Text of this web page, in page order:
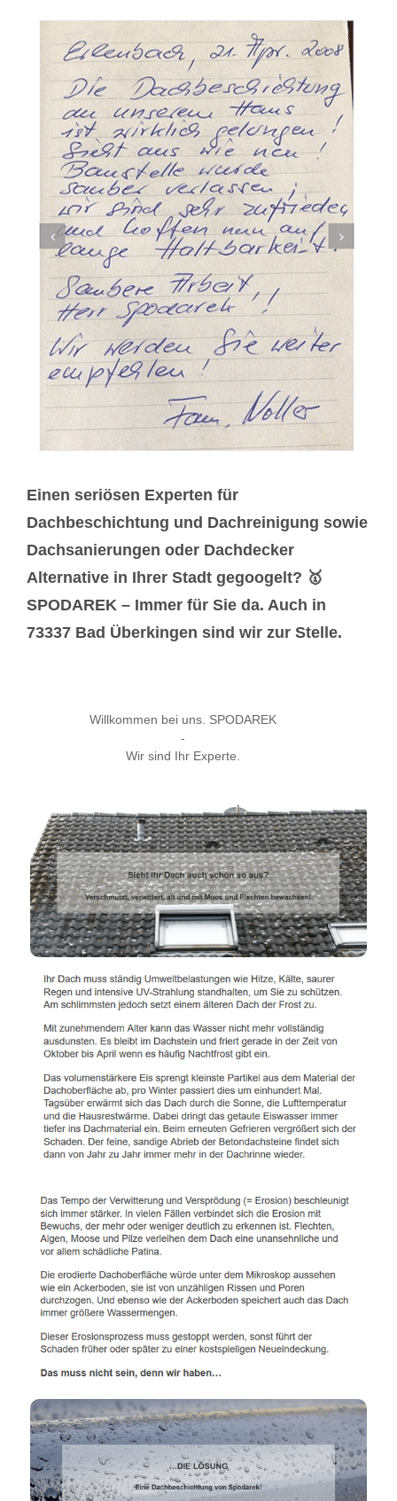
Einen seriösen Experten für
Dachbeschichtung und Dachreinigung sowie
Dachsanierungen oder Dachdecker
Alternative in Ihrer Stadt gegoogelt? 🥇
SPODAREK – Immer für Sie da. Auch in
73337 Bad Überkingen sind wir zur Stelle.
Willkommen bei uns. SPODAREK
-
Wir sind Ihr Experte.